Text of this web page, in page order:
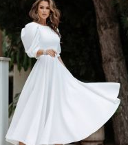
классическое
платье миди длины